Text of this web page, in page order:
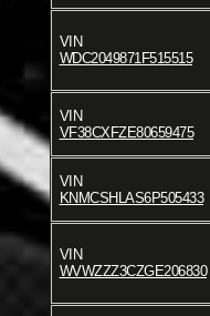
VIN
WDC2049871F515515
VIN
VF38CXFZE80659475
VIN
KNMCSHLAS6P505433
VIN
WVWZZZ3CZGE206830